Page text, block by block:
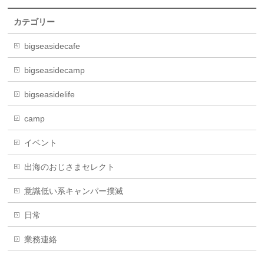
カテゴリー
bigseasidecafe
bigseasidecamp
bigseasidelife
camp
イベント
出海のおじさまセレクト
意識低い系キャンパー撲滅
日常
業務連絡